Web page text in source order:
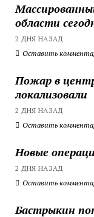
области
2 ДНЯ НАЗАД
Оставить
Пожар в
локализовали
2 ДНЯ НАЗАД
Оставить
Новые
2 ДНЯ НАЗАД
Оставить
Бастрыкин